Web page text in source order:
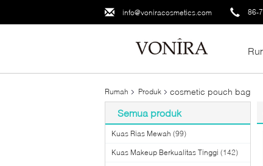
info@voniracosmetics.com 86-
Rumah Produk cosmetic pouch bag
Semua produk
Kuas Rias Mewah (99)
Kuas Makeup Berkualitas Tinggi (142)